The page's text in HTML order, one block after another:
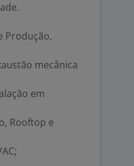
Produção,
mecânica
em
Rooftop e